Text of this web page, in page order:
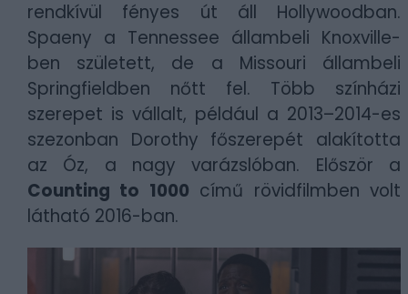
rendkívül fényes út áll Hollywoodban.
Spaeny a Tennessee állambeli Knoxville-
ben született, de a Missouri állambeli
Springfieldben nőtt fel. Több színházi
szerepet is vállalt, például a 2013–2014-es
szezonban Dorothy főszerepét alakította
az Óz, a nagy varázslóban. Először a
Counting to 1000 című rövidfilmben volt
látható 2016-ban.